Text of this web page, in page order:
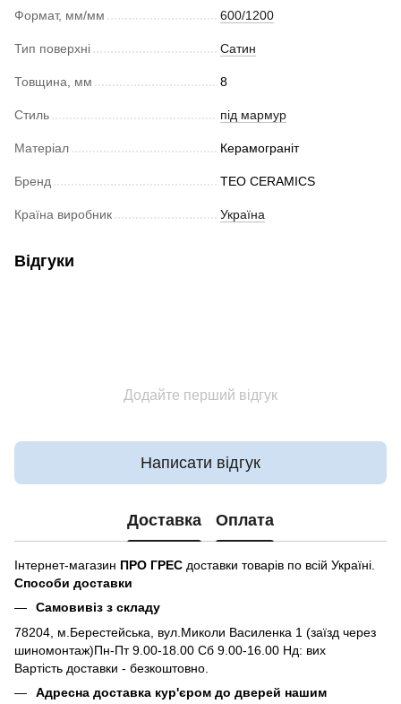
Формат, мм/мм 600/1200
Тип поверхні Сатин
Товщина, мм 8
Стиль під мармур
Матеріал Керамограніт
Бренд TEO CERAMICS
Країна виробник Україна
Відгуки
Додайте перший відгук
Написати відгук
Доставка Оплата
Інтернет-магазин ПРО ГРЕС доставки товарів по всій Україні.
Способи доставки
Самовивіз з складу
78204, м.Берестейська, вул.Миколи Василенка 1 (заїзд через
шиномонтаж)Пн-Пт 9.00-18.00 Сб 9.00-16.00 Нд: вих
Вартість доставки - безкоштовно.
Адресна доставка кур'єром до дверей нашим